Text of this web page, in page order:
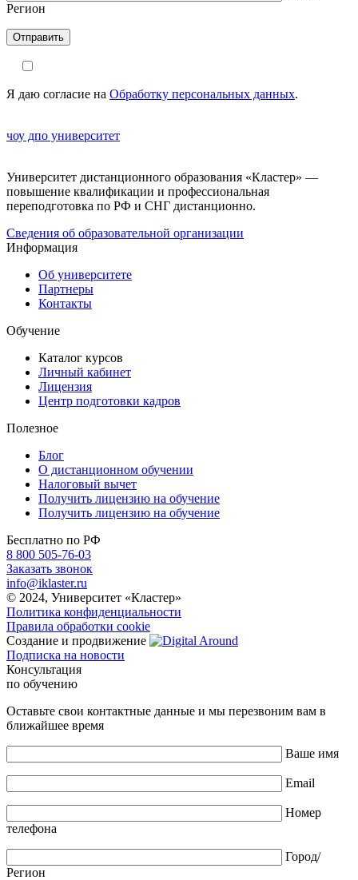
Регион
Я даю согласие на Обработку персональных данных.
чоу дпо университет
Университет дистанционного образования «Кластер» —
повышение квалификации и профессиональная
переподготовка по РФ и СНГ дистанционно.
Сведения об образовательной организации
Информация
Об университете
Партнеры
Контакты
Обучение
Каталог курсов
Личный кабинет
Лицензия
Центр подготовки кадров
Полезное
Блог
О дистанционном обучении
Налоговый вычет
Получить лицензию на обучение
Получить лицензию на обучение
Бесплатно по РФ
8 800 505-76-03
Заказать звонок
info@iklaster.ru
© 2024, Университет «Кластер»
Политика конфиденциальности
Правила обработки cookie
Создание и продвижение
Подписка на новости
Консультация
по обучению
Оставьте свои контактные данные и мы перезвоним вам в
ближайшее время
Ваше имя
Email
Номер
телефона
Город/
Регион